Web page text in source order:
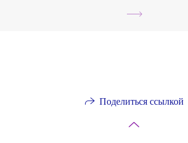
Поделиться ссылкой